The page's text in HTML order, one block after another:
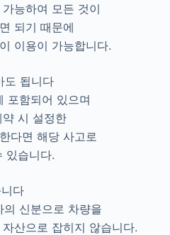
능하여 모든 것이
되기 때문에
이용이 가능합니다.
도 됩니다
포함되어 있으며
시 설정한
다면 해당 사고로
있습니다.
다
신분으로 차량을
산으로 잡히지 않습니다.